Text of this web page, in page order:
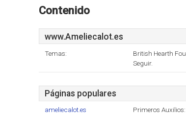
Contenido
www.Ameliecalot.es
Temas:
British Hearth
Seguir.
Páginas populares
ameliecalot.es Primeros